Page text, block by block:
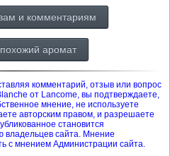
и комментариям
аромат
комментарий, отзыв или вопрос
от Lancome, вы подтверждаете,
мнение, не используете
авторским правом, и разрешаете
становится
владельцев сайта. Мнение
с мнением Администрации сайта.